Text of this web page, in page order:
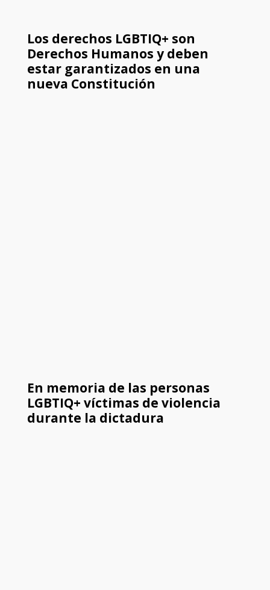
Los derechos LGBTIQ+ son
Derechos Humanos y deben
estar garantizados en una
nueva Constitución
En memoria de las personas
LGBTIQ+ víctimas de violencia
durante la dictadura